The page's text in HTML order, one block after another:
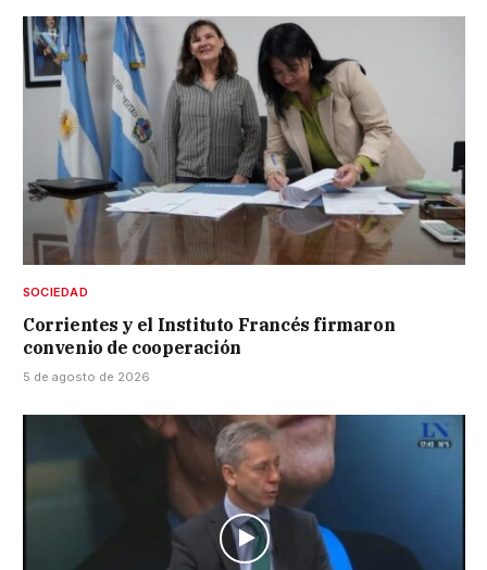
SOCIEDAD
Corrientes y el Instituto Francés firmaron
convenio de cooperación
5 de agosto de 2026